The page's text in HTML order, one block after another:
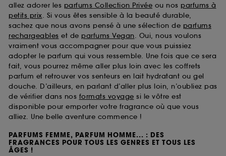
allez adorer les parfums Collection Privée ou nos parfums à
petits prix. Si vous êtes sensible à la beauté durable,
sachez que nous avons pensé à une sélection de parfums
rechargeables et de parfums Vegan. Oui, nous voulons
vraiment vous accompagner pour que vous puissiez
adopter le parfum qui vous ressemble. Une fois que ce sera
fait, vous pourrez même aller plus loin avec les coffrets
parfum et retrouver vos senteurs en lait hydratant ou gel
douche. D’ailleurs, en parlant d’aller plus loin, n’oubliez pas
de vérifier dans nos formats voyage si le vôtre est
disponible pour emporter votre fragrance où que vous
alliez. Une belle aventure commence !
PARFUMS FEMME, PARFUM HOMME... : DES
FRAGRANCES POUR TOUS LES GENRES ET TOUS LES
ÂGES !